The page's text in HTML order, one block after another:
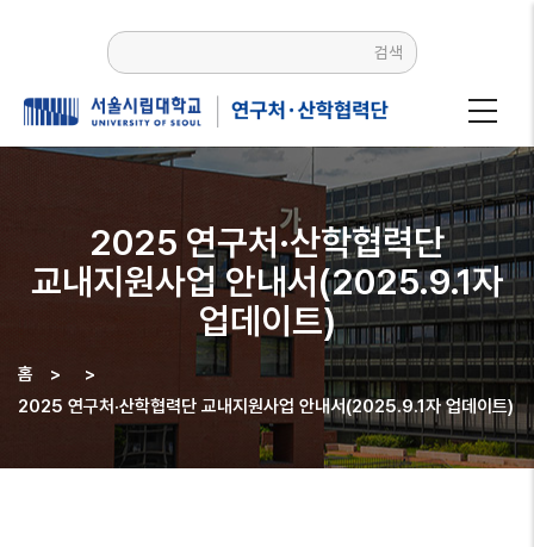
검색
2025 연구처·산학협력단
교내지원사업 안내서(2025.9.1자
업데이트)
이동
홈 >
>
2025 연구처·산학협력단 교내지원사업 안내서(2025.9.1자 업데이트)